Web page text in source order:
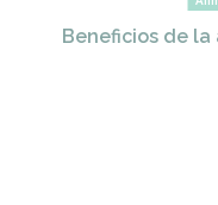
Beneficios de